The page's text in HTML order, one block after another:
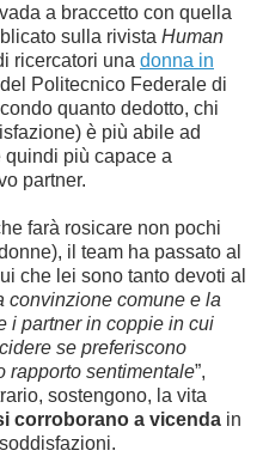
a braccetto con quella
sulla rivista Human
ricercatori una donna in
Politecnico Federale di
quanto dedotto, chi
è più abile ad
quindi più capace a
partner.
farà rosicare non pochi
il team ha passato al
che lei sono tanto devoti al
convinzione comune e la
i partner in coppie in cui
se preferiscono
rapporto sentimentale”,
sostengono, la vita
corroborano a vicenda in